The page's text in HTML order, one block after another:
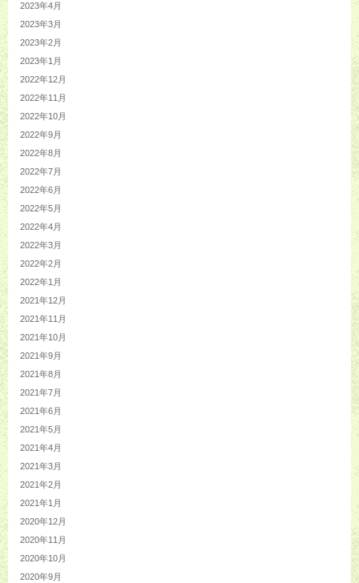
2023年4月
2023年3月
2023年2月
2023年1月
2022年12月
2022年11月
2022年10月
2022年9月
2022年8月
2022年7月
2022年6月
2022年5月
2022年4月
2022年3月
2022年2月
2022年1月
2021年12月
2021年11月
2021年10月
2021年9月
2021年8月
2021年7月
2021年6月
2021年5月
2021年4月
2021年3月
2021年2月
2021年1月
2020年12月
2020年11月
2020年10月
2020年9月